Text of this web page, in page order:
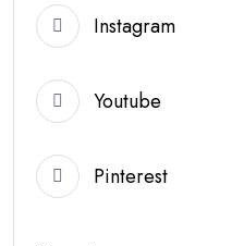
Instagram
Youtube
Pinterest